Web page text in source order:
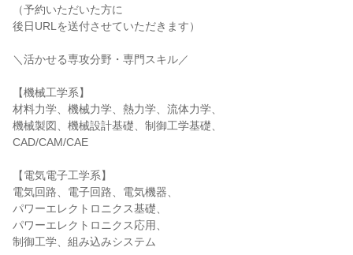
（予約いただいた方に
後日URLを送付させていただきます）
＼活かせる専攻分野・専門スキル／
【機械工学系】
材料力学、機械力学、熱力学、流体力学、
機械製図、機械設計基礎、制御工学基礎、
CAD/CAM/CAE
【電気電子工学系】
電気回路、電子回路、電気機器、
パワーエレクトロニクス基礎、
パワーエレクトロニクス応用、
制御工学、組み込みシステム